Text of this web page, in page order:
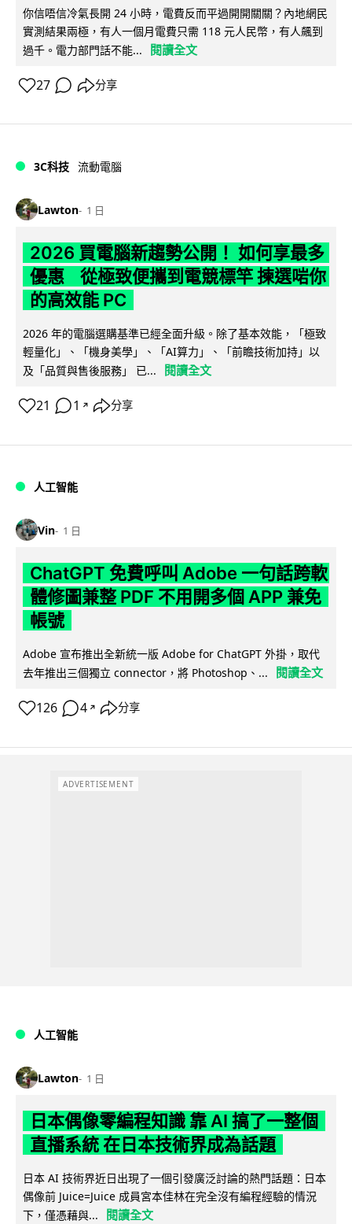
你信唔信冷氣長開 24 小時，電費反而平過開開關關？內地網民
實測結果兩極，有人一個月電費只需 118 元人民幣，有人飆到
過千。電力部門話不能...
閱讀全文
27 分享
3C科技 流動電腦
Lawton 1 日
2026 買電腦新趨勢公開！ 如何享最多
優惠 從極致便攜到電競標竿 揀選啱你
的高效能 PC
2026 年的電腦選購基準已經全面升級。除了基本效能，「極致
輕量化」、「機身美學」、「AI算力」、「前瞻技術加持」以
及「品質與售後服務」 已...
閱讀全文
21 1 ↗ 分享
人工智能
Vin 1 日
ChatGPT 免費呼叫 Adobe 一句話跨軟
體修圖兼整 PDF 不用開多個 APP 兼免
帳號
Adobe 宣布推出全新統一版 Adobe for ChatGPT 外掛，取代
去年推出三個獨立 connector，將 Photoshop、...
閱讀全文
126 4 ↗ 分享
ADVERTISEMENT
人工智能
Lawton 1 日
日本偶像零編程知識 靠 AI 搞了一整個
直播系統 在日本技術界成為話題
日本 AI 技術界近日出現了一個引發廣泛討論的熱門話題：日本
偶像前 Juice=Juice 成員宮本佳林在完全沒有編程經驗的情況
下，僅憑藉與...
閱讀全文